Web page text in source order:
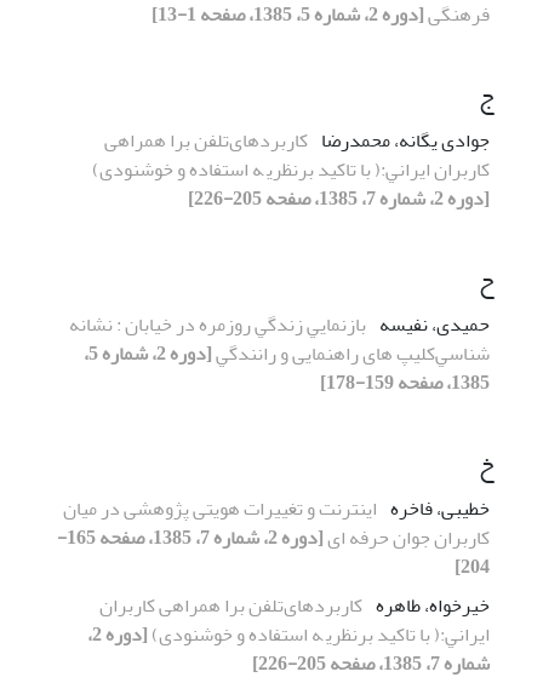
فرهنگی[دوره 2، شماره 5، 1385، صفحه 1-13]
ج
جوادی یگانه، محمدرضا کاربردهایﺗﻠﻔﻦ ﺑﺮا همراهی
ﻛﺎرﺑﺮان اﻳﺮاﻧﻲ:( ﺑﺎ تاکید ﺑﺮﻧﻈﺮﻳ ﻪ استفاده و خوشنودی)
[دوره 2، شماره 7، 1385، صفحه 205-226]
ح
حمیدی، نفیسه ﺑﺎزﻧﻤﺎﻳﻲ زﻧﺪﮔﻲ روزﻣﺮه در خیابان : ﻧﺸﺎﻧﻪ
ﺷﻨﺎﺳﻲکلیپ های راهنمایی و راﻧﻨﺪﮔﻲ
[دوره 2، شماره 5،
1385، صفحه 159-178]
خ
خطیبی، فاخره اﻳﻨﺘﺮﻧﺖ و تغییرات هویتی پژوهشی در میان
ﻛﺎرﺑﺮان ﺟﻮان ﺣﺮﻓﻪ ای
[دوره 2، شماره 7، 1385، صفحه 165-
204]
خیرخواه، طاهره کاربردهایﺗﻠﻔﻦ ﺑﺮا همراهی ﻛﺎرﺑﺮان
اﻳﺮاﻧﻲ:( ﺑﺎ تاکید ﺑﺮﻧﻈﺮﻳ ﻪ استفاده و خوشنودی)
[دوره 2،
شماره 7، 1385، صفحه 205-226]